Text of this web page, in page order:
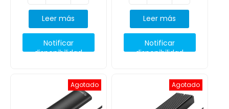
Leer más
Notificar
disponibilidad
Leer más
Notificar
disponibilidad
Agotado Agotado